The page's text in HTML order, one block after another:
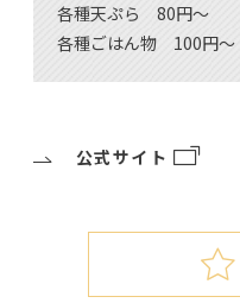
各種天ぷら 80円～
各種ごはん物 100円～
公式サイト